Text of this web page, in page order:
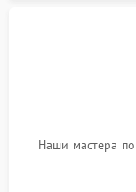
Наши мастера